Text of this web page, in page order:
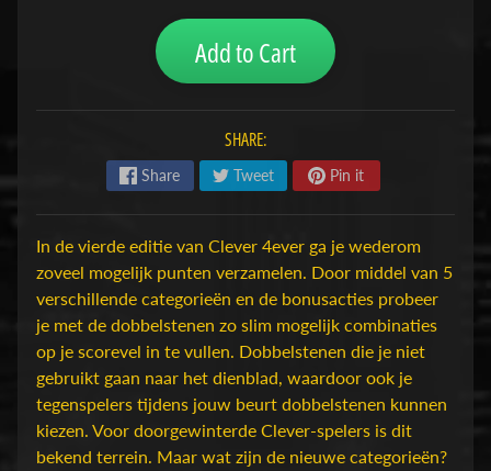
b
n
M
o
d
e
l
b
o
u
w
Expand child menu
Add to Cart
SHARE:
Share Tweet Pin it
In de vierde editie van Clever 4ever ga je wederom
zoveel mogelijk punten verzamelen. Door middel van 5
verschillende categorieën en de bonusacties probeer
je met de dobbelstenen zo slim mogelijk combinaties
op je scorevel in te vullen. Dobbelstenen die je niet
gebruikt gaan naar het dienblad, waardoor ook je
tegenspelers tijdens jouw beurt dobbelstenen kunnen
kiezen. Voor doorgewinterde Clever-spelers is dit
bekend terrein. Maar wat zijn de nieuwe categorieën?